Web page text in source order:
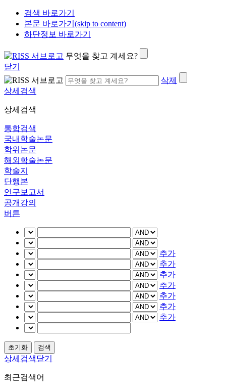
검색 바로가기
본문 바로가기(skip to content)
하단정보 바로가기
무엇을 찾고 계세요?
닫기
삭제
상세검색
상세검색
통합검색
국내학술논문
학위논문
해외학술논문
학술지
단행본
연구보고서
공개강의
버튼
추가
추가
추가
추가
추가
추가
추가
상세검색닫기
최근검색어